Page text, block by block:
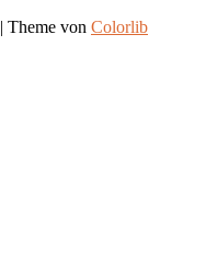
| Theme von Colorlib